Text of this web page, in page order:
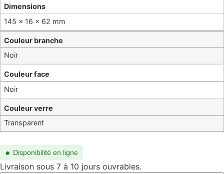
Dimensions
145 × 16 × 62 mm
Couleur branche
Noir
Couleur face
Noir
Couleur verre
Transparent
● Disponibilité en ligne
Livraison sous 7 à 10 jours ouvrables.